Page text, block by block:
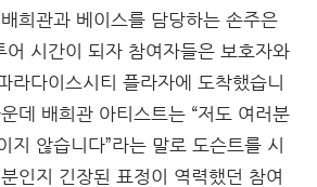
희관과 베이스를 담당하는 손주은
어 시간이 되자 참여자들은 보호자와
라다이스시티 플라자에 도착했습니
데 배희관 아티스트는 “저도 여러분
지 않습니다”라는 말로 도슨트를 시
인지 긴장된 표정이 역력했던 참여